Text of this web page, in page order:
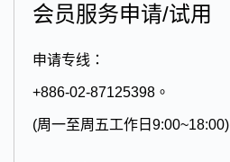
会员服务申请/试用
申请专线：
+886-02-87125398。
(周一至周五工作日9:00~18:00)